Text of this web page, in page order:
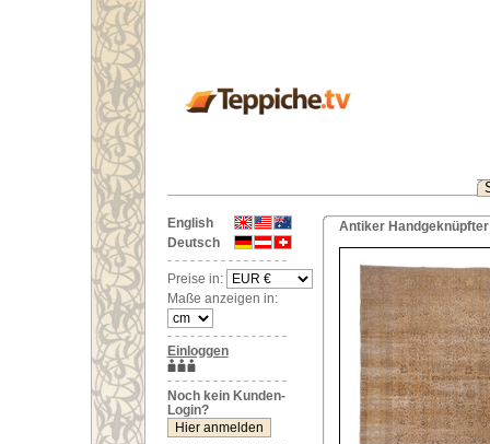
English
Deutsch
Preise in:
Maße anzeigen in:
Einloggen
Noch kein Kunden-
Login?
Antiker